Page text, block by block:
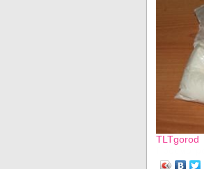
TLTgorod